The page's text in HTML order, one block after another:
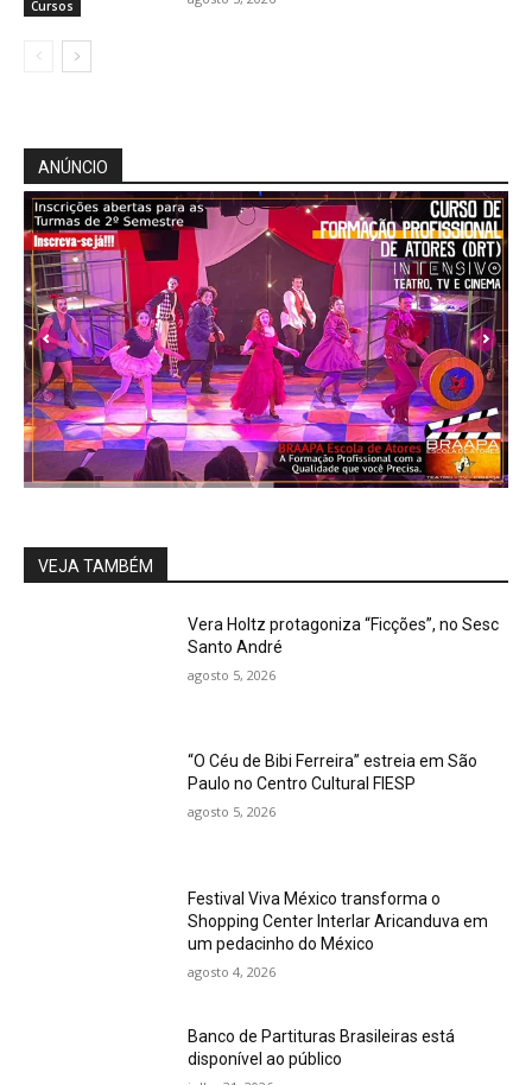
Cursos
ANÚNCIO
VEJA TAMBÉM
Vera Holtz protagoniza “Ficções”, no Sesc
Santo André
agosto 5, 2026
“O Céu de Bibi Ferreira” estreia em São
Paulo no Centro Cultural FIESP
agosto 5, 2026
Festival Viva México transforma o
Shopping Center Interlar Aricanduva em
um pedacinho do México
agosto 4, 2026
Banco de Partituras Brasileiras está
disponível ao público